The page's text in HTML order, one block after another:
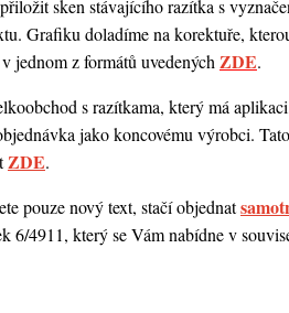
sken stávajícího razítka s
Grafiku doladíme na korektuře,
jednom z formátů uvedenýchZDE.
s razítkama, který má
jako koncovému výrobci.
ZDE.
pouze nový text, stačí objednat
6/4911, který se Vám nabídne v